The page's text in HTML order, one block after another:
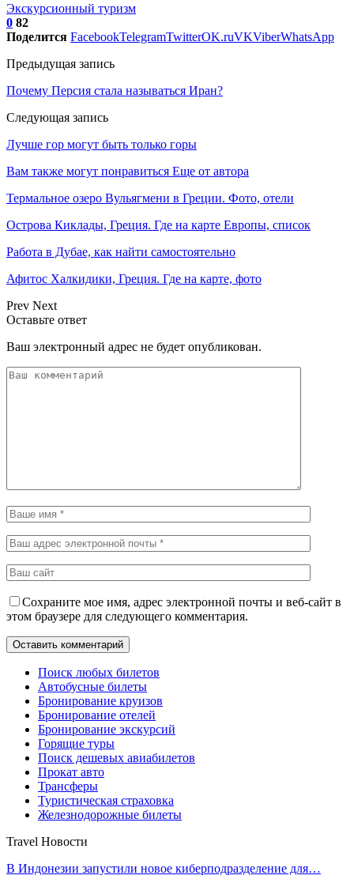
Экскурсионный туризм
0 82
Поделится FacebookTelegramTwitterOK.ruVKViberWhatsApp
Предыдущая запись
Почему Персия стала называться Иран?
Следующая запись
Лучше гор могут быть только горы
Вам также могут понравиться Еще от автора
Термальное озеро Вульягмени в Греции. Фото, отели
Острова Киклады, Греция. Где на карте Европы, список
Работа в Дубае, как найти самостоятельно
Афитос Халкидики, Греция. Где на карте, фото
Prev Next
Оставьте ответ
Ваш электронный адрес не будет опубликован.
Сохраните мое имя, адрес электронной почты и веб-сайт в
этом браузере для следующего комментария.
Поиск любых билетов
Автобусные билеты
Бронирование круизов
Бронирование отелей
Бронирование экскурсий
Горящие туры
Поиск дешевых авиабилетов
Прокат авто
Трансферы
Туристическая страховка
Железнодорожные билеты
Travel Новости
В Индонезии запустили новое киберподразделение для…